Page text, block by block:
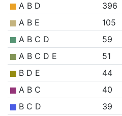
A B D
396
A B E
105
A B C D
59
A B C D E
51
B D E
44
A B C
40
B C D
39